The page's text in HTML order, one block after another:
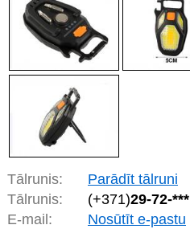
Tālrunis:
Parādīt tālruni
Tālrunis:
(+371)29-72-***
E-mail:
Nosūtīt e-pastu